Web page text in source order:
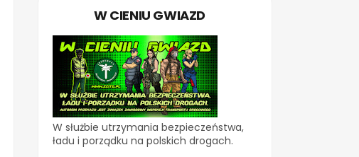
W CIENIU GWIAZD
W służbie utrzymania bezpieczeństwa,
ładu i porządku na polskich drogach.